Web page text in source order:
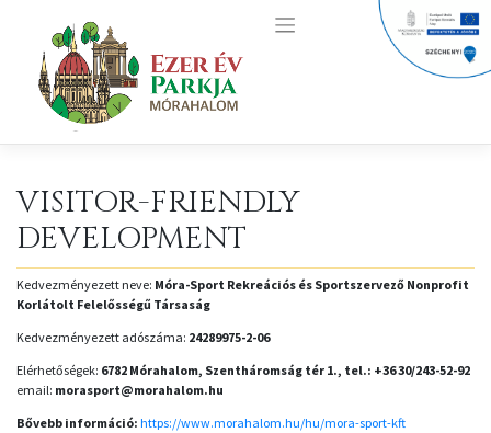
content
VISITOR-FRIENDLY
DEVELOPMENT
Kedvezményezett neve: Móra-Sport Rekreációs és Sportszervező Nonprofit
Korlátolt Felelősségű Társaság
Kedvezményezett adószáma: 24289975-2-06
Elérhetőségek: 6782 Mórahalom, Szentháromság tér 1., tel.: +36 30/243-52-92
email: morasport@morahalom.hu
Bővebb információ: https://www.morahalom.hu/hu/mora-sport-kft